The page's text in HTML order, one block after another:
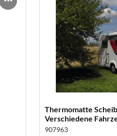
Thermomatten Isoflex
Fahrradschutzhülle
Wohnwagen-Fenstermarkise
Moskitonetz Campingbus
Thermomatte
Verschiedene
907963